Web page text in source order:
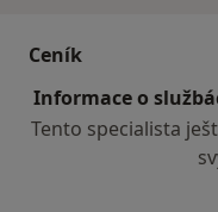
Ceník
Informace o
Tento specialista